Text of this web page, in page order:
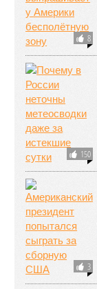
8
150
3